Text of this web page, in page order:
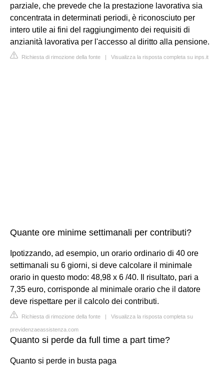
parziale, che prevede che la prestazione lavorativa sia
concentrata in determinati periodi, è riconosciuto per
intero utile ai fini del raggiungimento dei requisiti di
anzianità lavorativa per l'accesso al diritto alla pensione.
Richiesta di rimozione della fonte | Visualizza la risposta completa su inps.it
Quante ore minime settimanali per contributi?
Ipotizzando, ad esempio, un orario ordinario di 40 ore
settimanali su 6 giorni, si deve calcolare il minimale
orario in questo modo: 48,98 x 6 /40. Il risultato, pari a
7,35 euro, corrisponde al minimale orario che il datore
deve rispettare per il calcolo dei contributi.
Richiesta di rimozione della fonte | Visualizza la risposta completa su
previdenzaeassistenza.com
Quanto si perde da full time a part time?
Quanto si perde in busta paga